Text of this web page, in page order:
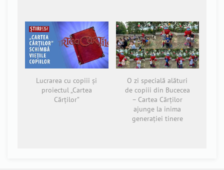
Lucrarea cu copiii și
proiectul „Cartea
Cărților”
O zi specială alături
de copiii din Bucecea
– Cartea Cărților
ajunge la inima
generației tinere